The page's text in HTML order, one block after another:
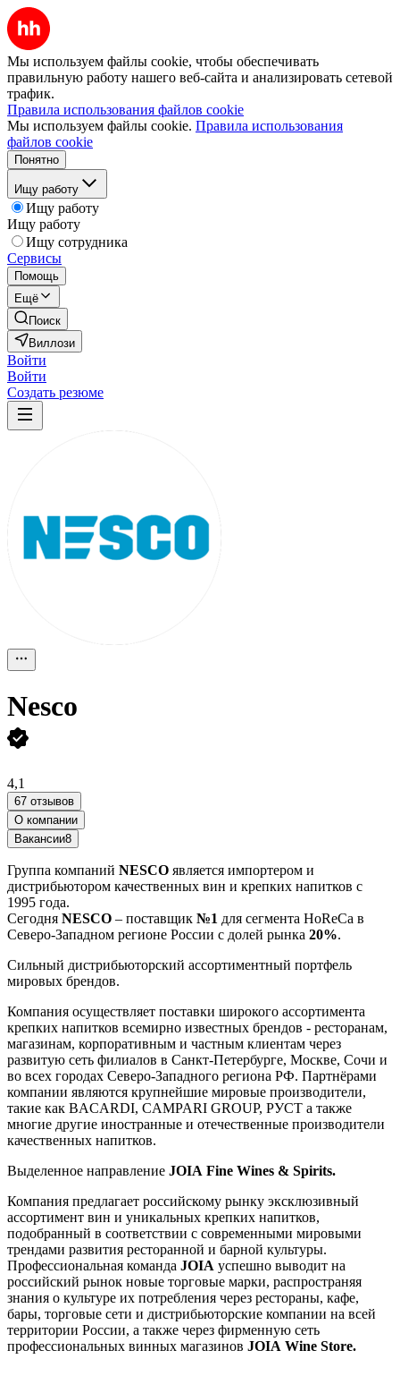
Мы используем файлы cookie, чтобы обеспечивать
правильную работу нашего веб-сайта и анализировать сетевой
трафик.
Правила использования файлов cookie
Мы используем файлы cookie. Правила использования
файлов cookie
Понятно
Ищу работу
Ищу работу
Ищу работу
Ищу сотрудника
Сервисы
Помощь
Ещё
Поиск
Виллози
Войти
Войти
Создать резюме
Nesco
4,1
67 отзывов
О компании
Вакансии8
Группа компаний NESCO является импортером и
дистрибьютором качественных вин и крепких напитков с
1995 года.
Сегодня NESCO – поставщик №1 для сегмента HoReCa в
Северо-Западном регионе России с долей рынка 20%.
Сильный дистрибьюторский ассортиментный портфель
мировых брендов.
Компания осуществляет поставки широкого ассортимента
крепких напитков всемирно известных брендов - ресторанам,
магазинам, корпоративным и частным клиентам через
развитую сеть филиалов в Санкт-Петербурге, Москве, Сочи и
во всех городах Северо-Западного региона РФ. Партнёрами
компании являются крупнейшие мировые производители,
такие как BACARDI, CAMPARI GROUP, РУСТ а также
многие другие иностранные и отечественные производители
качественных напитков.
Выделенное направление JOIA Fine Wines & Spirits.
Компания предлагает российскому рынку эксклюзивный
ассортимент вин и уникальных крепких напитков,
подобранный в соответствии с современными мировыми
трендами развития ресторанной и барной культуры.
Профессиональная команда JOIA успешно выводит на
российский рынок новые торговые марки, распространяя
знания о культуре их потребления через рестораны, кафе,
бары, торговые сети и дистрибьюторские компании на всей
территории России, а также через фирменную сеть
профессиональных винных магазинов JOIA Wine Store.